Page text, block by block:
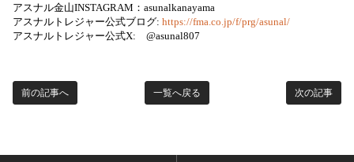
アスナル金山INSTAGRAM：asunalkanayama
アスナルトレジャー公式ブログ: https://fma.co.jp/f/prg/asunal/
アスナルトレジャー公式X: @asunal807
次の記事
一覧へ戻る
前の記事へ